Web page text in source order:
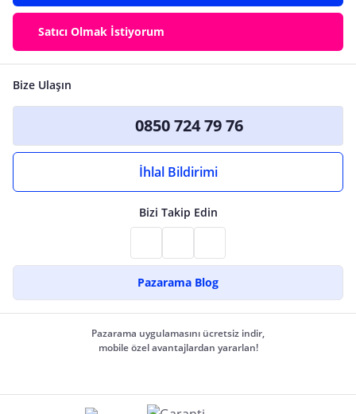
Satıcı Olmak İstiyorum
Bize Ulaşın
0850 724 79 76
İhlal Bildirimi
Bizi Takip Edin
Pazarama Blog
Pazarama uygulamasını ücretsiz indir,
mobile özel avantajlardan yararlan!